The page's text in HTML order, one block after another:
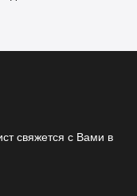
свяжется с Вами в